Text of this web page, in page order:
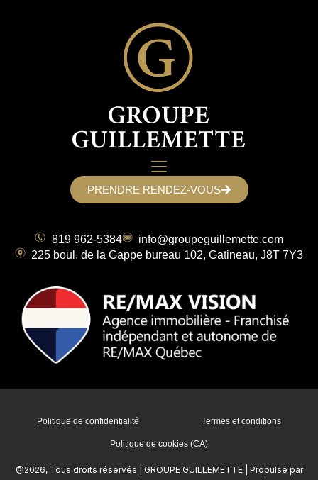
PRENDRE RENDEZ-VOUS
819 962-5384
info@groupeguillemette.com
225 boul. de la Gappe bureau 102, Gatineau, J8T 7Y3
Politique de confidentialité Termes et conditions
Politique de cookies (CA)
@2026, Tous droits réservés | GROUPE GUILLEMETTE | Propulsé par